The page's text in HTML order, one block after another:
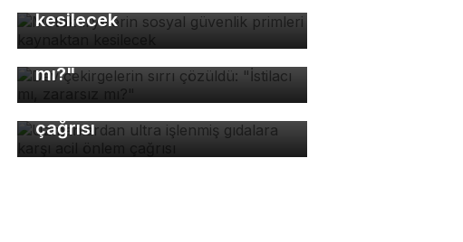
kesilecek
Dev çekirgelerin sırrı
çözüldü: "İstilacı mı, zararsız
mı?"
Uzmanlardan ultra işlenmiş
gıdalara karşı acil önlem
çağrısı